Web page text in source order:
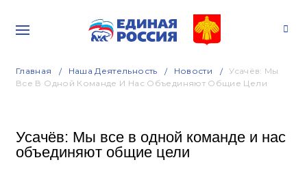
Главная Наша Деятельность Новости
Усачёв: Мы
Все В Одной Команде И Нас Объединяют Общие Цели
Усачёв: Мы все в одной команде и нас
объединяют общие цели